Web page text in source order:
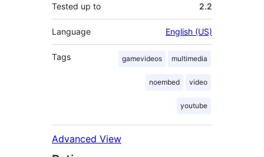
Tested up to 2.2
Language English (US)
Tags gamevideos multimedia
noembed video
youtube
Advanced View